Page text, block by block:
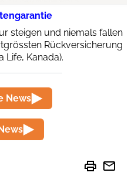
steigen und niemals fallen
Rückversicherung
Life, Kanada).
News
print mail